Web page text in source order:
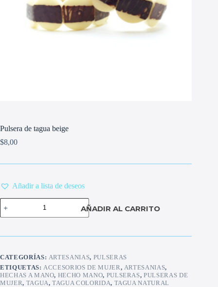
Pulsera de tagua beige
$8,00
Añadir a lista de deseos
Pulsera
de
tagua
cantidad
AÑADIR AL CARRITO
CATEGORÍAS: ARTESANIAS, PULSERAS
ETIQUETAS: ACCESORIOS DE MUJER, ARTESANIAS,
HECHAS A MANO, HECHO MANO, PULSERAS,PULSERAS DE
MUJER, TAGUA,TAGUA COLORIDA, TAGUA NATURAL